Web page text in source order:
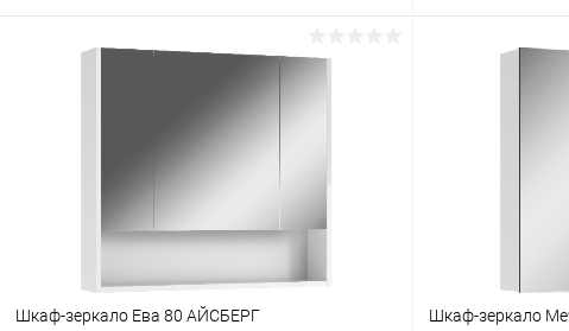
Шкаф-зеркало Ева 80 АЙСБЕРГ